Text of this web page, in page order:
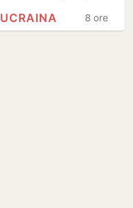
colet poștal,
8 ore
UCRAINA